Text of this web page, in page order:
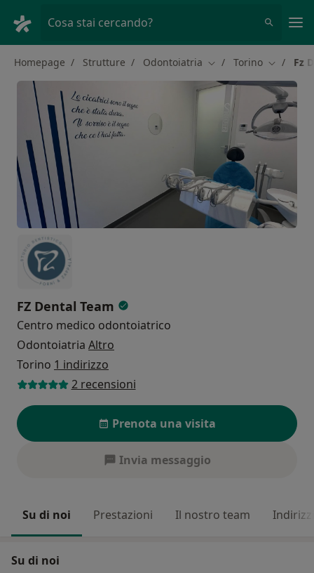
Cosa stai cercando?
Homepage Strutture Odontoiatria Cambia città
Torino Cambia
Fz
FZ Dental Team
Centro medico odontoiatrico
Odontoiatria Altro
Torino 1 indirizzo
2 recensioni
Prenota una visita
Invia messaggio
Su di noi Prestazioni Il nostro team Indirizzi
Su di noi